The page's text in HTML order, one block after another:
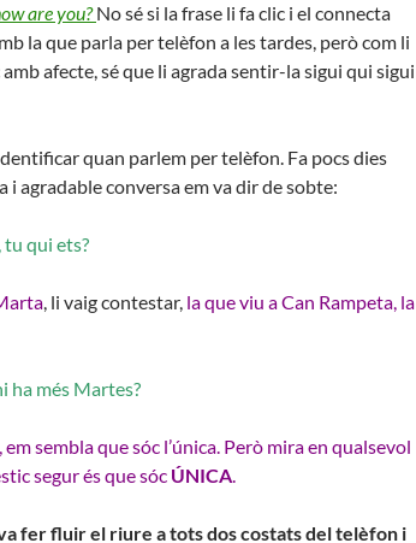
are you?No sé si la frase li fa clic i el connecta
la que parla per telèfon a les tardes, però com li
afecte, sé que li agrada sentir-la sigui qui sigui
quan parlem per telèfon. Fa pocs dies
i agradable conversa em va dir de sobte:
tu qui ets?
, li vaig contestar, la que viu a Can Rampeta, la
ha més Martes?
em sembla que sóc l’única. Però mira en qualsevol
segur és que sóc ÚNICA.
fer fluir el riure a tots dos costats del telèfon i